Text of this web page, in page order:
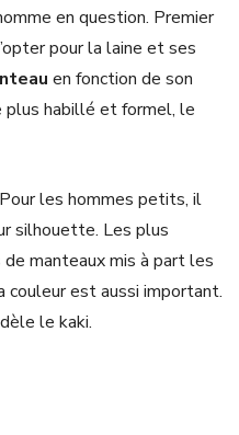
en question. Premier
pour la laine et ses
en fonction de son
plus habillé et formel, le
les hommes petits, il
silhouette. Les plus
manteaux mis à part les
couleur est aussi important.
le kaki.